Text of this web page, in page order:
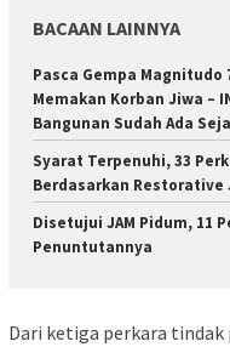
BACAAN LAINNYA
Pasca Gempa Magnitudo
Memakan Korban Jiwa –
Bangunan Sudah Ada
Syarat Terpenuhi, 33
Berdasarkan Restorative
Disetujui JAM Pidum, 11
Penuntutannya
Dari ketiga perkara tindak